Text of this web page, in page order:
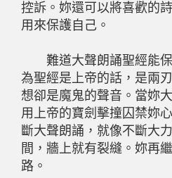
控訴。妳還可以將喜歡的
用來保護自己。
難道大聲朗誦聖經能保
為聖經是上帝的話，是兩
想卻是魔鬼的聲音。當妳
用上帝的寶劍擊撞囚禁妳
斷大聲朗誦，就像不斷大
間，牆上就有裂縫。妳再
路。